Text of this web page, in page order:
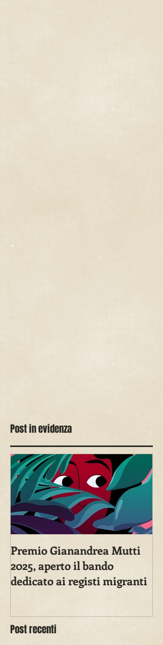
Post in evidenza
Premio Gianandrea Mutti
2025, aperto il bando
dedicato ai registi migranti
Post recenti